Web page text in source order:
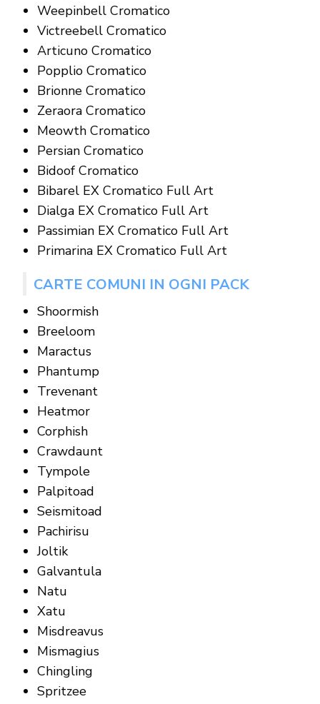
Weepinbell Cromatico
Victreebell Cromatico
Articuno Cromatico
Popplio Cromatico
Brionne Cromatico
Zeraora Cromatico
Meowth Cromatico
Persian Cromatico
Bidoof Cromatico
Bibarel EX Cromatico Full Art
Dialga EX Cromatico Full Art
Passimian EX Cromatico Full Art
Primarina EX Cromatico Full Art
CARTE COMUNI IN OGNI PACK
Shoormish
Breeloom
Maractus
Phantump
Trevenant
Heatmor
Corphish
Crawdaunt
Tympole
Palpitoad
Seismitoad
Pachirisu
Joltik
Galvantula
Natu
Xatu
Misdreavus
Mismagius
Chingling
Spritzee